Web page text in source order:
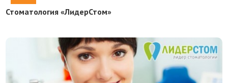
Стоматология «ЛидерСтом»